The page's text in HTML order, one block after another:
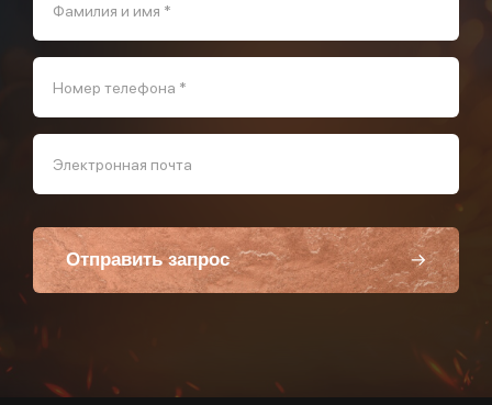
Фамилия и имя *
Номер телефона *
Электронная почта
Отправить запрос